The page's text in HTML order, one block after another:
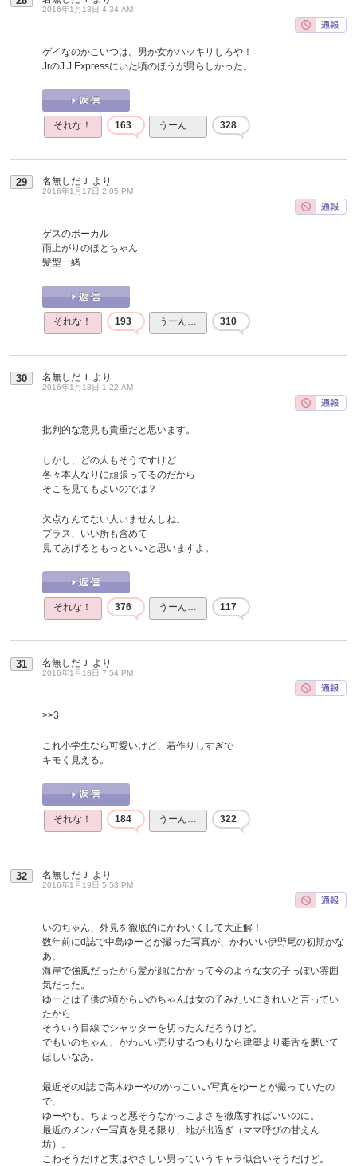
2016年1月13日 4:34 AM
ゲイなのかこいつは。男か女かハッキリしろや！
JrのJ.J Expressにいた頃のほうが男らしかった。
それな！ 163 うーん… 328
29 名無しだＪ より
2016年1月17日 2:05 PM
ゲスのボーカル
雨上がりのほとちゃん
髪型一緒
それな！ 193 うーん… 310
30 名無しだＪ より
2016年1月18日 1:22 AM
批判的な意見も貴重だと思います。
しかし、どの人もそうですけど
各々本人なりに頑張ってるのだから
そこを見てもよいのでは？
欠点なんてない人いませんしね。
プラス、いい所も含めて
見てあげるともっといいと思いますよ。
それな！ 376 うーん… 117
31 名無しだＪ より
2016年1月18日 7:54 PM
>>3
これ小学生なら可愛いけど、若作りしすぎで
キモく見える。
それな！ 184 うーん… 322
32 名無しだＪ より
2016年1月19日 5:53 PM
いのちゃん、外見を徹底的にかわいくして大正解！
数年前にd誌で中島ゆーとが撮った写真が、かわいい伊野尾の初期かな
あ。
海岸で強風だったから髪が顔にかかって今のような女の子っぽい雰囲
気だった。
ゆーとは子供の頃からいのちゃんは女の子みたいにきれいと言ってい
たから
そういう目線でシャッターを切ったんだろうけど。
でもいのちゃん、かわいい売りするつもりなら建築より毒舌を磨いて
ほしいなあ。
最近そのd誌で髙木ゆーやのかっこいい写真をゆーとが撮っていたの
で、
ゆーやも、ちょっと悪そうなかっこよさを徹底すればいいのに。
最近のメンバー写真を見る限り、地が出過ぎ（ママ呼びの甘えん
坊）。
こわそうだけど実はやさしい男っていうキャラ似合いそうだけど。